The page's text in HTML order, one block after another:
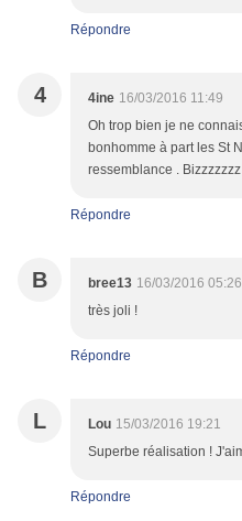
Répondre
4 4ine 16/03/2016 11:49
Oh trop bien je ne
bonhomme à part les St
ressemblance . Bizzzzzzz
Répondre
B bree13 16/03/2016 05:26
très joli !
Répondre
L Lou 15/03/2016 19:21
Superbe réalisation !
Répondre